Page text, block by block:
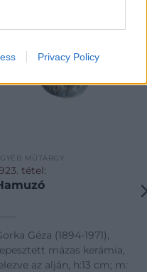
Privacy Policy
MŰTÁRGY
tétel:
Géza (1894-1971),
mázas kerámia,
az alján, h:13 cm; m: